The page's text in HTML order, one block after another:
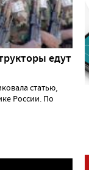
едут
статью,
России. По